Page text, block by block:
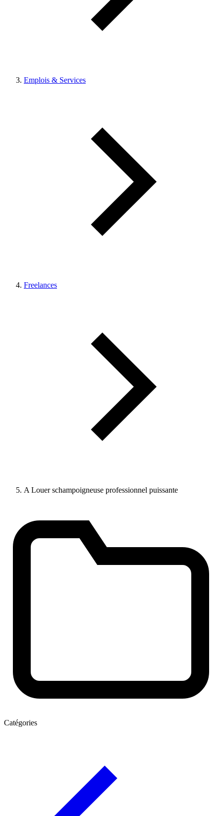
Emplois & Services
Freelances
A Louer schampoigneuse professionnel puissante
Catégories